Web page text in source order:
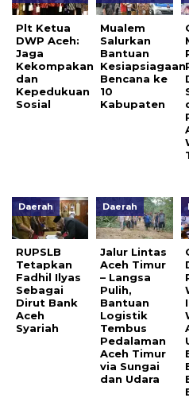
Plt Ketua
DWP Aceh:
Jaga
Kekompakan
dan
Kepedukuan
Sosial
Mualem
Salurkan
Bantuan
Kesiapsiagaan
Bencana ke
10
Kabupaten
Daerah
RUPSLB
Tetapkan
Fadhil Ilyas
Sebagai
Dirut Bank
Aceh
Syariah
Daerah
Jalur Lintas
Aceh Timur
– Langsa
Pulih,
Bantuan
Logistik
Tembus
Pedalaman
Aceh Timur
via Sungai
dan Udara